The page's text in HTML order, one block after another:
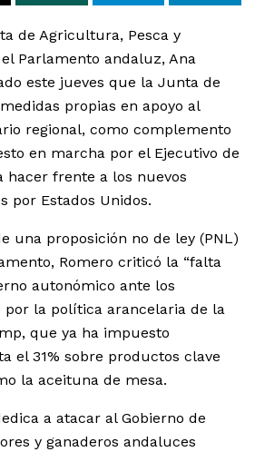
de Agricultura, Pesca y
Parlamento andaluz, Ana
este jueves que la Junta de
propias en apoyo al
regional, como complemento
en marcha por el Ejecutivo de
hacer frente a los nuevos
por Estados Unidos.
una proposición no de ley (PNL)
Romero criticó la “falta
autonómico ante los
por la política arancelaria de la
que ya ha impuesto
el 31% sobre productos clave
la aceituna de mesa.
a atacar al Gobierno de
y ganaderos andaluces